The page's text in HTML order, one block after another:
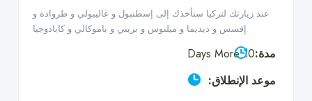
عند زيارتك لتركيا سنأخذك إلى إسطنبول و غاليبولي و طروادة و
إفسس و ديديما و ميلتوس و بريني و باموكالي و كابادوجيا
مدة:10 Days More
موعد الإنطلاق: